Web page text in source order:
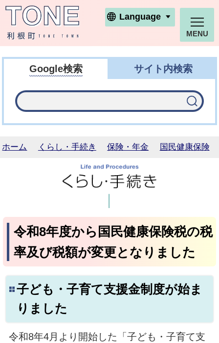
利根町ホームページ
Language
MENU
Google検索 サイト内検索
ホーム くらし・手続き 保険・年金 国民健康保険
令和8年度から国民健康保険税の税
率及び税額が変更となりました
子ども・子育て支援金制度が始ま
りました
令和8年4月より開始した「子ども・子育て支